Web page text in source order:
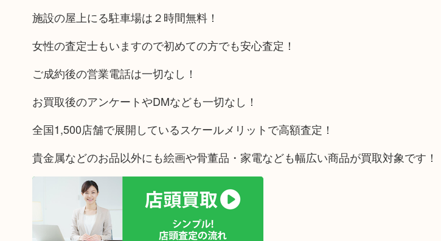
施設の屋上にる駐車場は２時間無料！
女性の査定士もいますので初めての方でも安心査定！
ご成約後の営業電話は一切なし！
お買取後のアンケートやDMなども一切なし！
全国1,500店舗で展開しているスケールメリットで高額査定！
貴金属などのお品以外にも絵画や骨董品・家電なども幅広い商品が買取対象です！